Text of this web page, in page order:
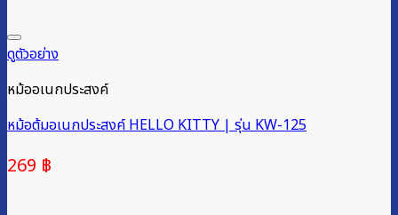
ดูตัวอย่าง
หม้ออเนกประสงค์
หม้อต้มอเนกประสงค์ HELLO KITTY | รุ่น KW-125
269 ฿